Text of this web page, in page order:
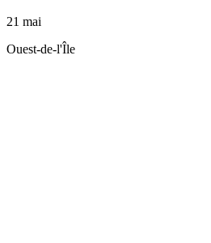
21 mai
Ouest-de-l'Île